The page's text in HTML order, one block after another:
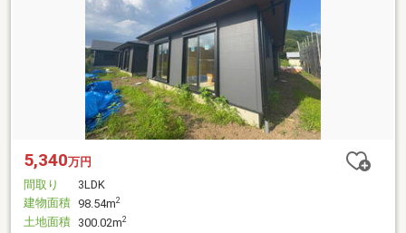
5,340万円
間取り
3LDK
建物面積 98.54m2
土地面積 300.02m2